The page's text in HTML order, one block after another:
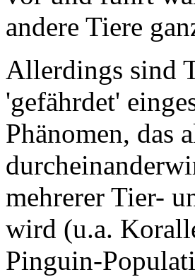
Allerdings sind
'gefährdet'
Phänomen , das
mehrerer Tier-
wird (u.a.
Pinguin-